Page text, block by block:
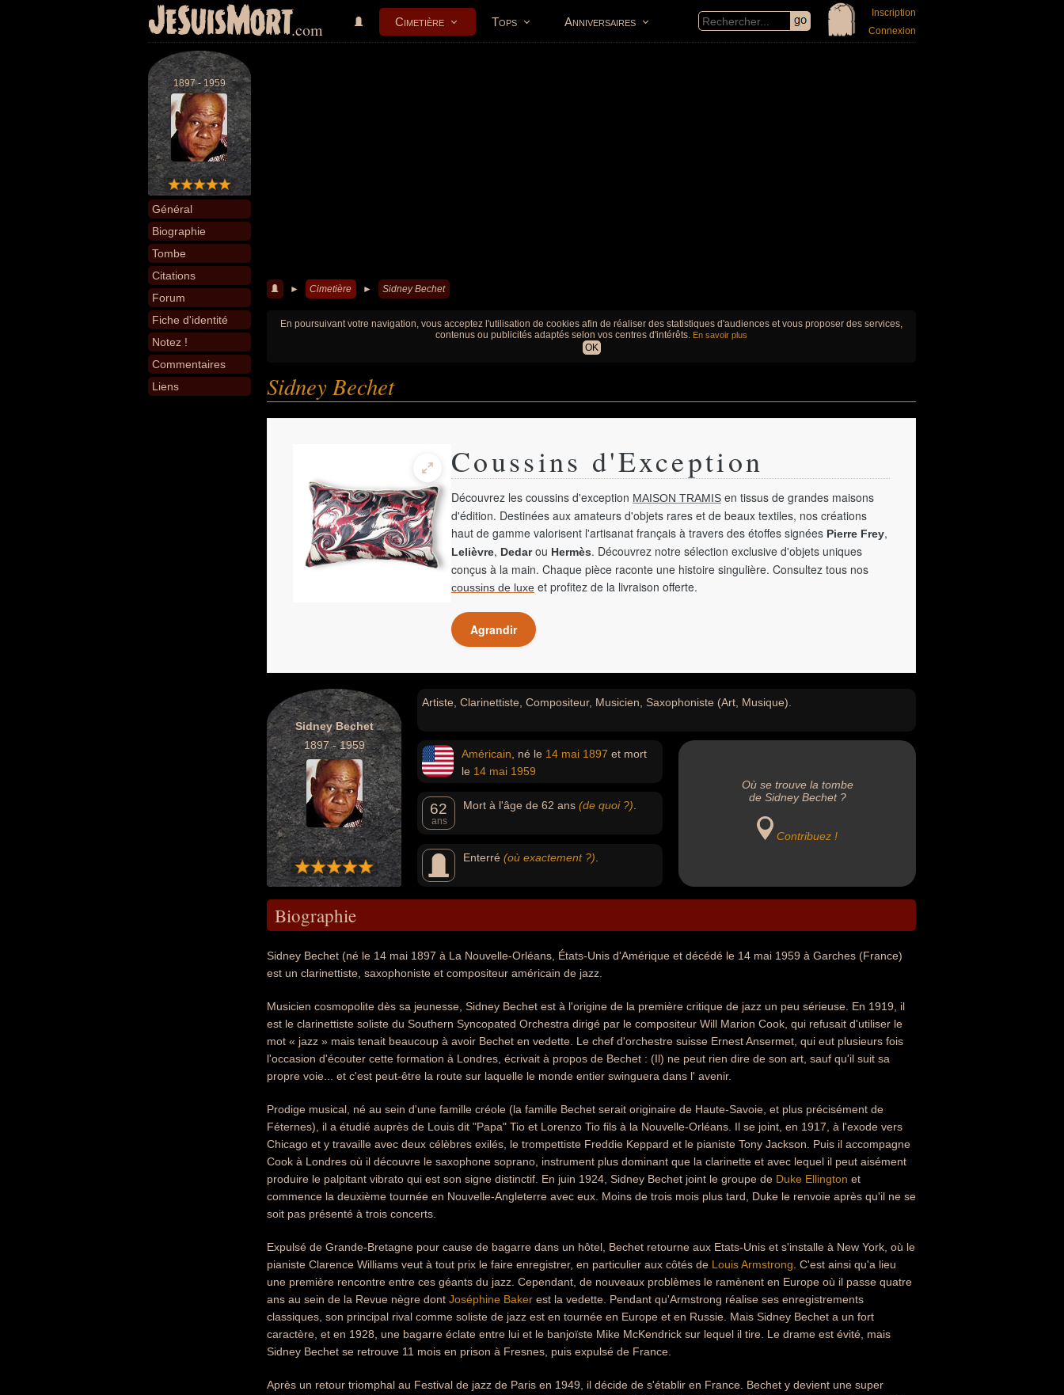
JeSuisMort.com Cimetière Tops Anniversaires
Inscription
Connexion
1897 - 1959
Général
Biographie
Tombe
Citations
Forum
Fiche d'identité
Notez !
Commentaires
Liens
► Cimetière ► Sidney Bechet
En poursuivant votre navigation, vous acceptez l'utilisation de cookies afin de réaliser des statistiques d'audiences et vous proposer des services,
contenus ou publicités adaptés selon vos centres d'intérêts. En savoir plus
OK
Sidney Bechet
Coussins d'Exception
Découvrez les coussins d'exception MAISON TRAMIS en tissus de grandes maisons
d'édition. Destinées aux amateurs d'objets rares et de beaux textiles, nos créations
haut de gamme valorisent l'artisanat français à travers des étoffes signées Pierre Frey,
Lelièvre, Dedarou Hermès. Découvrez notre sélection exclusive d'objets uniques
conçus à la main. Chaque pièce raconte une histoire singulière. Consultez tous nos
coussins de luxe et profitez de la livraison offerte.
Agrandir
Sidney Bechet
1897 - 1959
Artiste, Clarinettiste, Compositeur, Musicien, Saxophoniste (Art, Musique).
Américain , né le 14 mai 1897 et mort
le 14 mai 1959
62
ans
Mort à l'âge de 62 ans (de quoi ?)
Enterré (où exactement ?)
Où se trouve la tombe
de Sidney Bechet ?
Contribuez !
Biographie
Sidney Bechet (né le 14 mai 1897 à La Nouvelle-Orléans, États-Unis d'Amérique et décédé le 14 mai 1959 à Garches (France)
est un clarinettiste, saxophoniste et compositeur américain de jazz.
Musicien cosmopolite dès sa jeunesse, Sidney Bechet est à l'origine de la première critique de jazz un peu sérieuse. En 1919, il
est le clarinettiste soliste du Southern Syncopated Orchestra dirigé par le compositeur Will Marion Cook, qui refusait d'utiliser le
mot « jazz » mais tenait beaucoup à avoir Bechet en vedette. Le chef d'orchestre suisse Ernest Ansermet, qui eut plusieurs fois
l'occasion d'écouter cette formation à Londres, écrivait à propos de Bechet : (Il) ne peut rien dire de son art, sauf qu'il suit sa
propre voie... et c'est peut-être la route sur laquelle le monde entier swinguera dans l' avenir.
Prodige musical, né au sein d'une famille créole (la famille Bechet serait originaire de Haute-Savoie, et plus précisément de
Féternes), il a étudié auprès de Louis dit "Papa" Tio et Lorenzo Tio fils à la Nouvelle-Orléans. Il se joint, en 1917, à l'exode vers
Chicago et y travaille avec deux célèbres exilés, le trompettiste Freddie Keppard et le pianiste Tony Jackson. Puis il accompagne
Cook à Londres où il découvre le saxophone soprano, instrument plus dominant que la clarinette et avec lequel il peut aisément
produire le palpitant vibrato qui est son signe distinctif. En juin 1924, Sidney Bechet joint le groupe de Duke Ellington et
commence la deuxième tournée en Nouvelle-Angleterre avec eux. Moins de trois mois plus tard, Duke le renvoie après qu'il ne se
soit pas présenté à trois concerts.
Expulsé de Grande-Bretagne pour cause de bagarre dans un hôtel, Bechet retourne aux Etats-Unis et s'installe à New York, où le
pianiste Clarence Williams veut à tout prix le faire enregistrer, en particulier aux côtés de Louis Armstrong . C'est ainsi qu'a lieu
une première rencontre entre ces géants du jazz. Cependant, de nouveaux problèmes le ramènent en Europe où il passe quatre
ans au sein de la Revue nègre dont Joséphine Baker est la vedette. Pendant qu'Armstrong réalise ses enregistrements
classiques, son principal rival comme soliste de jazz est en tournée en Europe et en Russie. Mais Sidney Bechet a un fort
caractère, et en 1928, une bagarre éclate entre lui et le banjoïste Mike McKendrick sur lequel il tire. Le drame est évité, mais
Sidney Bechet se retrouve 11 mois en prison à Fresnes, puis expulsé de France.
Après un retour triomphal au Festival de jazz de Paris en 1949, il décide de s'établir en France. Bechet y devient une super